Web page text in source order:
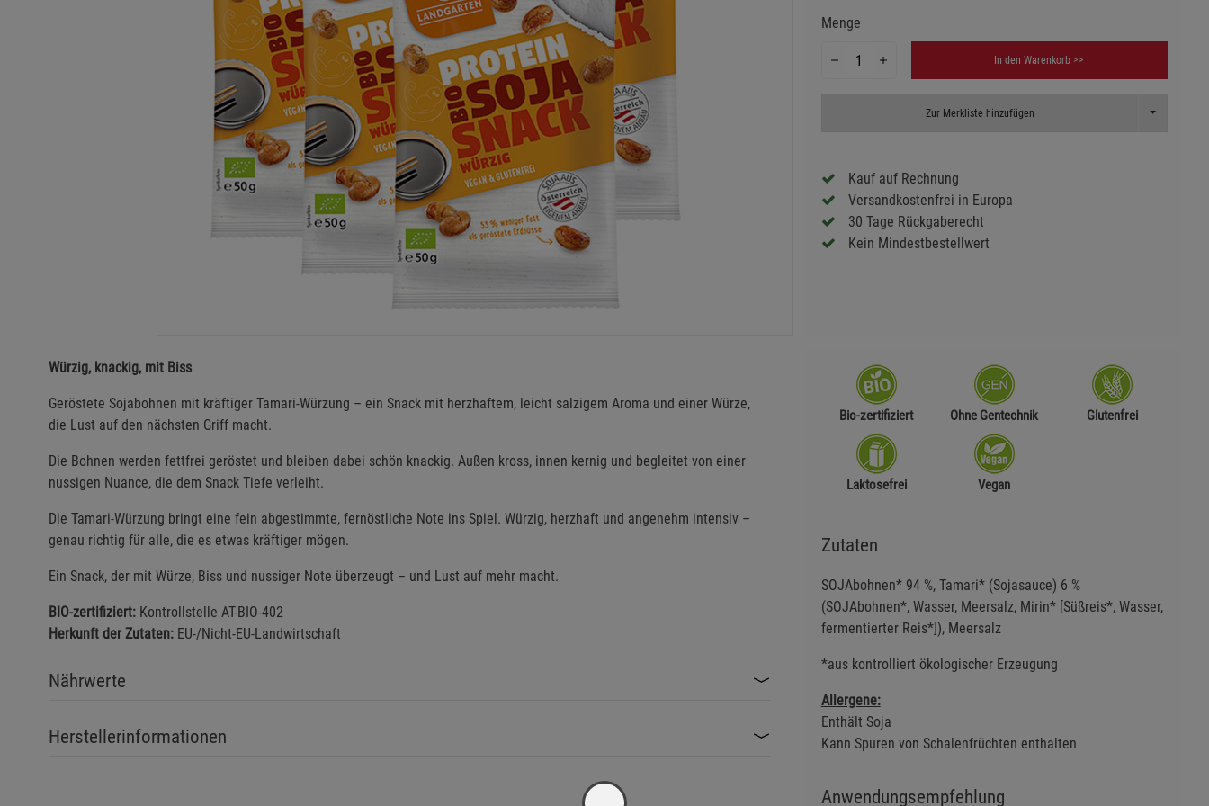
Menge
In den Warenkorb >>
Zur Merkliste hinzufügen Toggle
Kauf auf Rechnung
Versandkostenfrei in Europa
30 Tage Rückgaberecht
Kein Mindestbestellwert
Würzig, knackig, mit Biss
Geröstete Sojabohnen mit kräftiger Tamari-Würzung – ein Snack mit herzhaftem, leicht salzigem Aroma und einer Würze,
die Lust auf den nächsten Griff macht.
Die Bohnen werden fettfrei geröstet und bleiben dabei schön knackig. Außen kross, innen kernig und begleitet von einer
nussigen Nuance, die dem Snack Tiefe verleiht.
Die Tamari-Würzung bringt eine fein abgestimmte, fernöstliche Note ins Spiel. Würzig, herzhaft und angenehm intensiv –
genau richtig für alle, die es etwas kräftiger mögen.
Ein Snack, der mit Würze, Biss und nussiger Note überzeugt – und Lust auf mehr macht.
BIO-zertifiziert: Kontrollstelle AT-BIO-402
Herkunft der Zutaten: EU-/Nicht-EU-Landwirtschaft
Nährwerte
Herstellerinformationen
Bio-zertifiziert Ohne Gentechnik Glutenfrei
Laktosefrei Vegan
Zutaten
SOJAbohnen* 94 %, Tamari* (Sojasauce) 6 %
(SOJAbohnen*, Wasser, Meersalz, Mirin* [Süßreis*, Wasser,
fermentierter Reis*]), Meersalz
*aus kontrolliert ökologischer Erzeugung
Allergene:
Enthält Soja
Kann Spuren von Schalenfrüchten enthalten
Anwendungsempfehlung